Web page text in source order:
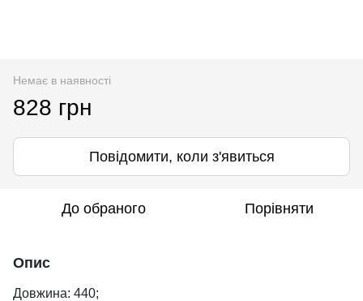
Немає в наявності
828 грн
Повідомити, коли з'явиться
До обраного Порівняти
Опис
Довжина: 440;